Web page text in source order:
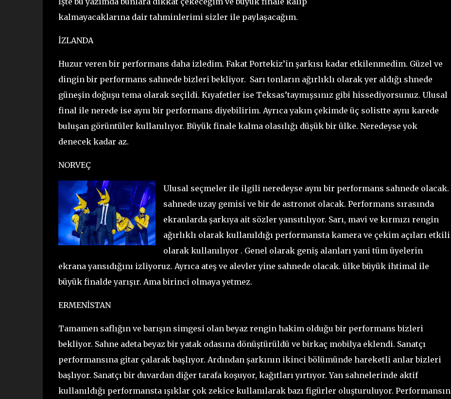
kalmayacaklarına dair tahminlerimi sizler ile paylaşacağım.
İZLANDA
Huzur veren bir performans daha izledim. Fakat Portekiz’in şarkısı kadar etkilenmedim. Güzel ve
dingin bir performans sahnede bizleri bekliyor. Sarı tonların ağırlıklı olarak yer aldığı shnede
güneşin doğuşu tema olarak seçildi. Kıyafetler ise Teksas’taymışsınız gibi hissediyorsunuz. Ulusal
final ile nerede ise aynı bir performans diyebilirim. Ayrıca yakın çekimde üç solistte aynı karede
buluşan görüntüler kullanılıyor. Büyük finale kalma olasılığı düşük bir ülke. Neredeyse yok
denecek kadar az.
NORVEÇ
Ulusal seçmeler ile ilgili neredeyse aynı bir performans sahnede olacak.
sahnede uzay gemisi ve bir de astronot olacak. Performans sırasında
ekranlarda şarkıya ait sözler yansıtılıyor. Sarı, mavi ve kırmızı rengin
ağırlıklı olarak kullanıldığı performansta kamera ve çekim açıları etkili
olarak kullanılıyor . Genel olarak geniş alanları yani tüm üyelerin
ekrana yansıdığını izliyoruz. Ayrıca ateş ve alevler yine sahnede olacak. ülke büyük ihtimal ile
büyük finalde yarışır. Ama birinci olmaya yetmez.
ERMENİSTAN
Tamamen saflığın ve barışın simgesi olan beyaz rengin hakim olduğu bir performans bizleri
bekliyor. Sahne adeta beyaz bir yatak odasına dönüştürüldü ve birkaç mobilya eklendi. Sanatçı
performansına gitar çalarak başlıyor. Ardından şarkının ikinci bölümünde hareketli anlar bizleri
başlıyor. Sanatçı bir duvardan diğer tarafa koşuyor, kağıtları yırtıyor. Yan sahnelerinde aktif
kullanıldığı performansta ışıklar çok zekice kullanılarak bazı figürler oluşturuluyor. Performansın